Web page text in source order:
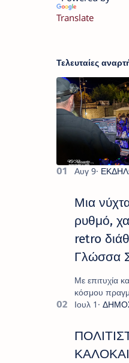
Translate
Τελευταίες
Μια
ρυθμό,
retro
Γλώσσα
Με επιτυχία
κόσμου
Σάββατο 8